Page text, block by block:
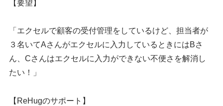
【要望】
「エクセルで顧客の受付管理をしているけど、担当者が
３名いてAさんがエクセルに入力しているときにはBさ
ん、Cさんはエクセルに入力ができない不便さを解消し
たい！」
【ReHugのサポート】